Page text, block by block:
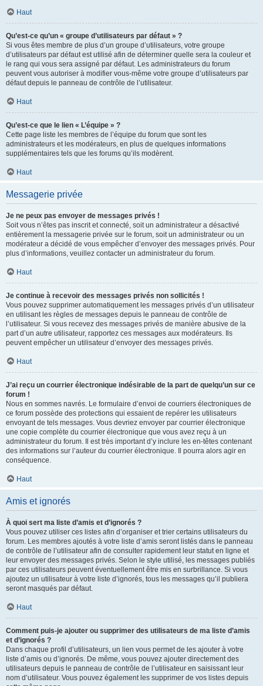
Haut
Qu’est-ce qu’un « groupe d’utilisateurs par défaut » ?
Si vous êtes membre de plus d’un groupe d’utilisateurs, votre groupe
d’utilisateurs par défaut est utilisé afin de déterminer quelle sera la couleur et
le rang qui vous sera assigné par défaut. Les administrateurs du forum
peuvent vous autoriser à modifier vous-même votre groupe d’utilisateurs par
défaut depuis le panneau de contrôle de l’utilisateur.
Haut
Qu’est-ce que le lien « L’équipe » ?
Cette page liste les membres de l’équipe du forum que sont les
administrateurs et les modérateurs, en plus de quelques informations
supplémentaires tels que les forums qu’ils modèrent.
Haut
Messagerie privée
Je ne peux pas envoyer de messages privés !
Soit vous n’êtes pas inscrit et connecté, soit un administrateur a désactivé
entièrement la messagerie privée sur le forum, soit un administrateur ou un
modérateur a décidé de vous empêcher d’envoyer des messages privés. Pour
plus d’informations, veuillez contacter un administrateur du forum.
Haut
Je continue à recevoir des messages privés non sollicités !
Vous pouvez supprimer automatiquement les messages privés d’un utilisateur
en utilisant les règles de messages depuis le panneau de contrôle de
l’utilisateur. Si vous recevez des messages privés de manière abusive de la
part d’un autre utilisateur, rapportez ces messages aux modérateurs. Ils
peuvent empêcher un utilisateur d’envoyer des messages privés.
Haut
J’ai reçu un courrier électronique indésirable de la part de quelqu’un sur ce
forum !
Nous en sommes navrés. Le formulaire d’envoi de courriers électroniques de
ce forum possède des protections qui essaient de repérer les utilisateurs
envoyant de tels messages. Vous devriez envoyer par courrier électronique
une copie complète du courrier électronique que vous avez reçu à un
administrateur du forum. Il est très important d’y inclure les en-têtes contenant
des informations sur l’auteur du courrier électronique. Il pourra alors agir en
conséquence.
Haut
Amis et ignorés
À quoi sert ma liste d’amis et d’ignorés ?
Vous pouvez utiliser ces listes afin d’organiser et trier certains utilisateurs du
forum. Les membres ajoutés à votre liste d’amis seront listés dans le panneau
de contrôle de l’utilisateur afin de consulter rapidement leur statut en ligne et
leur envoyer des messages privés. Selon le style utilisé, les messages publiés
par ces utilisateurs peuvent éventuellement être mis en surbrillance. Si vous
ajoutez un utilisateur à votre liste d’ignorés, tous les messages qu’il publiera
seront masqués par défaut.
Haut
Comment puis-je ajouter ou supprimer des utilisateurs de ma liste d’amis
et d’ignorés ?
Dans chaque profil d’utilisateurs, un lien vous permet de les ajouter à votre
liste d’amis ou d’ignorés. De même, vous pouvez ajouter directement des
utilisateurs depuis le panneau de contrôle de l’utilisateur en saisissant leur
nom d’utilisateur. Vous pouvez également les supprimer de vos listes depuis